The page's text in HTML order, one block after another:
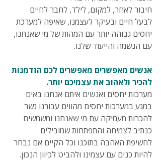
חיבור לאחר, למקום, לילד, לחבר לחיים
לבעל חיים ובעיקר לעצמנו, שאיפה למערכת
יחסים גבוהה יותר עם המהות של מי שאנחנו,
עם הנשמה והייעוד שלנו.
אנשים מאפשרים מאפשרים לכם הזדמנות
להכיר ולאהוב את עצמיכם יותר.
מערכות יחסים ואנשים איתם אנחנו באים
במגע במערכות יחסים מהווים עבורנו גשר
להכרות מעמיקה עם מי שאנחנו ומשמשים
כנתיב לצמיחה והתפתחות שמובילים
לחשיפת האהבה בתוכנו וכל הקיים אם נבחר
להיות כנים עם עצמינו ולהביט לכיוון הנכון.